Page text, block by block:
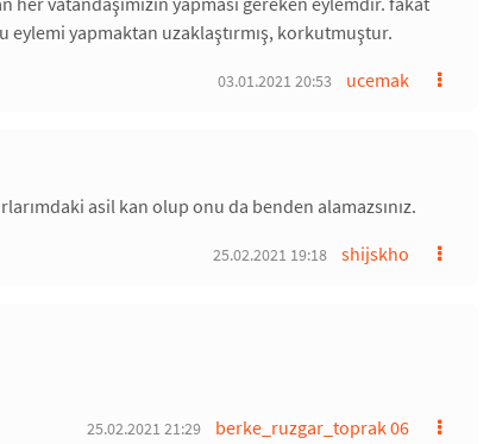
eylemi yapmaktan uzaklaştırmış, korkutmuştur.
ucemak
03.01.2021 20:53
asil kan olup onu da benden alamazsınız.
shijskho
25.02.2021 19:18
berke_ruzgar_toprak 06
25.02.2021 21:29